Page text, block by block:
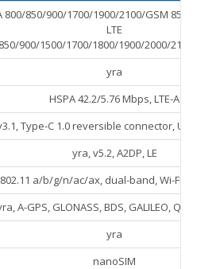
800/850/900/1700/1900/2100/GSM 850/
LTE
900/1500/1700/1800/1900/2000/
yra
HSPA 42.2/5.76 Mbps, LTE-A
Type-C 1.0 reversible connector,
yra, v5.2, A2DP, LE
802.11 a/b/g/n/ac/ax, dual-band, Wi-Fi
A-GPS, GLONASS, BDS, GALILEO,
yra
nanoSIM